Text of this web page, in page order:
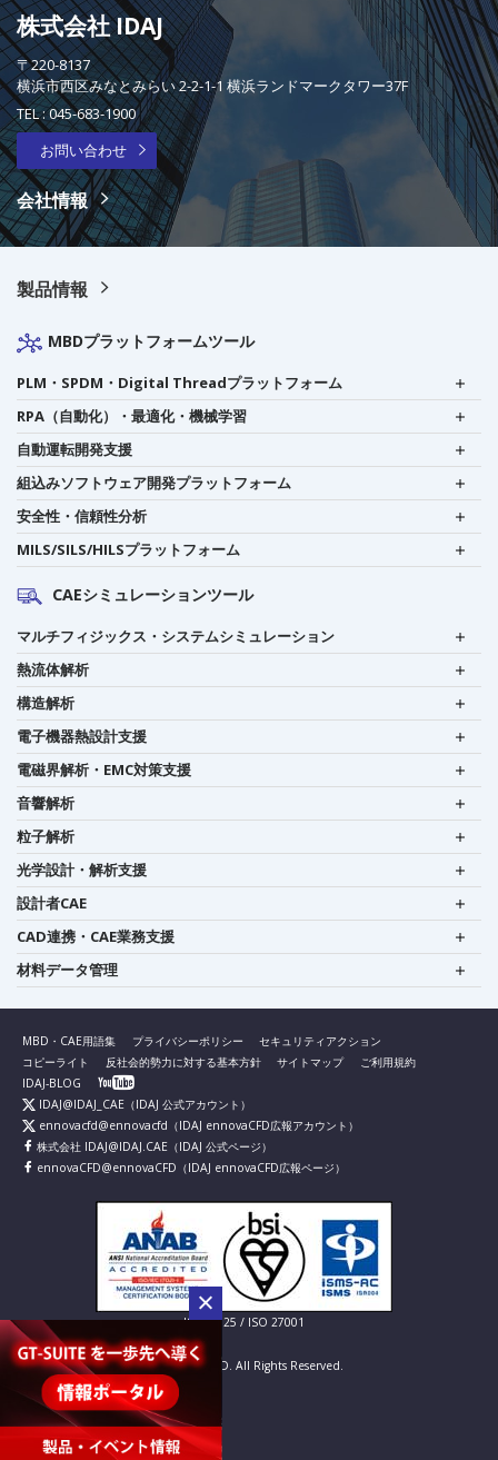
株式会社 IDAJ
〒220-8137
横浜市西区みなとみらい 2-2-1-1 横浜ランドマークタワー37F
TEL :045-683-1900
お問い合わせ
会社情報
製品情報
MBDプラットフォームツール
PLM・SPDM・Digital Threadプラットフォーム
RPA（自動化）・最適化・機械学習
自動運転開発支援
組込みソフトウェア開発プラットフォーム
安全性・信頼性分析
MILS/SILS/HILSプラットフォーム
CAEシミュレーションツール
マルチフィジックス・システムシミュレーション
熱流体解析
構造解析
電子機器熱設計支援
電磁界解析・EMC対策支援
音響解析
粒子解析
光学設計・解析支援
設計者CAE
CAD連携・CAE業務支援
材料データ管理
MBD・CAE用語集 プライバシーポリシー
セキュリティアクション
コピーライト
反社会的勢力に対する基本方針 サイトマップ
ご利用規約
IDAJ-BLOG
IDAJ@IDAJ_CAE （IDAJ 公式アカウント）
ennovacfd@ennovacfd （IDAJ ennovaCFD広報アカウント）
株式会社 IDAJ@IDAJ.CAE （IDAJ 公式ページ）
ennovaCFD@ennovaCFD （IDAJ ennovaCFD広報ページ）
IS 826725 / ISO 27001
© IDAJ Co., LTD. All Rights Reserved.